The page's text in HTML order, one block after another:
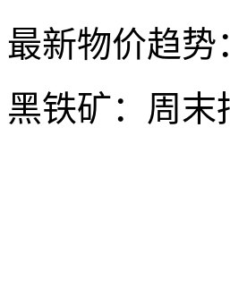
最新物价趋势
黑铁矿：周末